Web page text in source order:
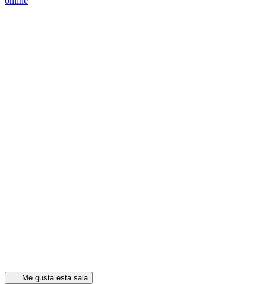
Me gusta esta sala